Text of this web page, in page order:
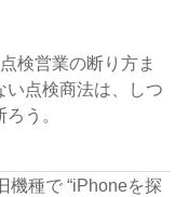
検営業の断り方ま
い点検商法は、しつ
う。
機種で “iPhoneを探